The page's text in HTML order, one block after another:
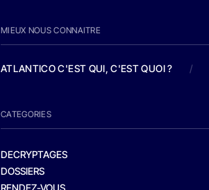
MIEUX NOUS CONNAITRE
ATLANTICO C'EST QUI, C'EST QUOI ? /
CATEGORIES
DECRYPTAGES
DOSSIERS
RENDEZ-VOUS